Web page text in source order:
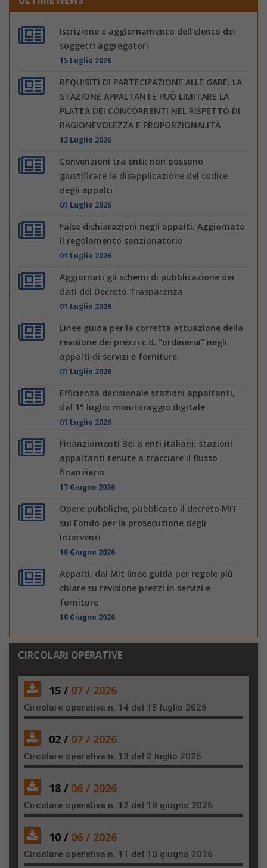
Iscrizione e aggiornamento dell’elenco dei
soggetti aggregatori
15 Luglio 2026
REQUISITI DI PARTECIPAZIONE ALLE GARE: LA
STAZIONE APPALTANTE PUÒ LIMITARE LA
PLATEA DEI CONCORRENTI NEL RISPETTO DI
RAGIONEVOLEZZA E PROPORZIONALITÀ
13 Luglio 2026
Convenzioni tra enti: non possono
giustificare la disapplicazione del codice
degli appalti
01 Luglio 2026
False dichiarazioni negli appalti. Aggiornato
il regolamento sanzionatorio
01 Luglio 2026
Aggiornati gli schemi di pubblicazione dei
dati del Decreto Trasparenza
01 Luglio 2026
Linee guida per la corretta attuazione della
revisione dei prezzi c.d. “ordinaria” negli
appalti di servizi e forniture
01 Luglio 2026
Efficienza decisionale stazioni appaltanti,
dal 1° luglio monitoraggio digitale
01 Luglio 2026
Finanziamenti Bei a enti italiani: stazioni
appaltanti tenute a tracciare il flusso
finanziario
17 Giugno 2026
Opere pubbliche, pubblicato il decreto MIT
sul Fondo per la prosecuzione degli
interventi
10 Giugno 2026
Appalti, dal Mit linee guida per regole più
chiare su revisione prezzi in servizi e
forniture
10 Giugno 2026
CIRCOLARI OPERATIVE
15 / 07 / 2026
Circolare operativa n. 14 del 15 luglio 2026
02 / 07 / 2026
Circolare operativa n. 13 del 2 luglio 2026
18 / 06 / 2026
Circolare operativa n. 12 del 18 giugno 2026
10 / 06 / 2026
Circolare operativa n. 11 del 10 giugno 2026